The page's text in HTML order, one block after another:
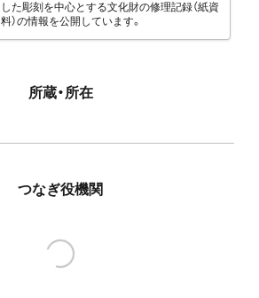
した彫刻を中心とする文化財の修理記録（紙資
料）の情報を公開しています。
所蔵・所在
つなぎ役機関